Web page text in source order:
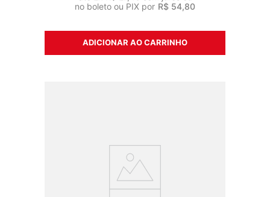
no boleto ou PIX por R$ 54,80
ADICIONAR AO CARRINHO